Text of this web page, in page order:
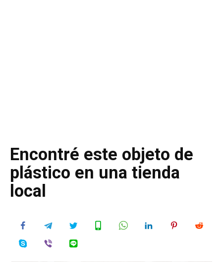
Encontré este objeto de
plástico en una tienda
local